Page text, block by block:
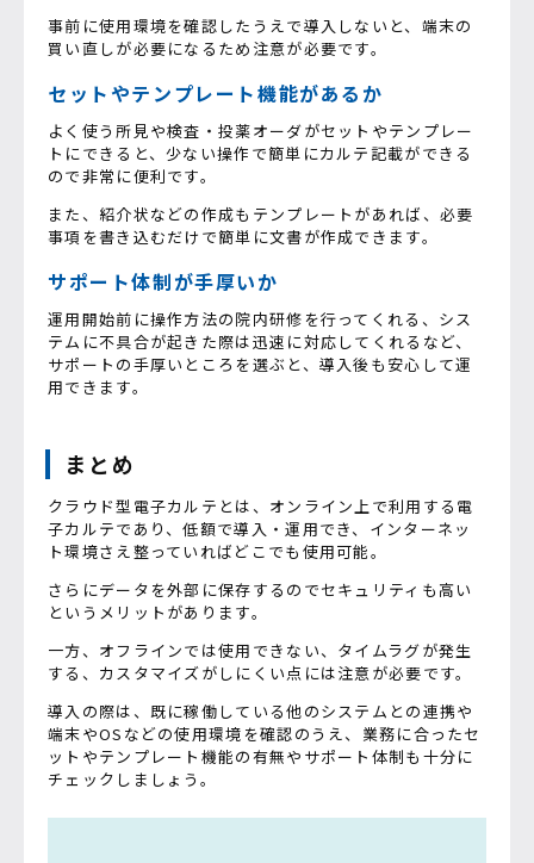
事前に使用環境を確認したうえで導入しないと、端末の
買い直しが必要になるため注意が必要です。
セットやテンプレート機能があるか
よく使う所見や検査・投薬オーダがセットやテンプレー
トにできると、少ない操作で簡単にカルテ記載ができる
ので非常に便利です。
また、紹介状などの作成もテンプレートがあれば、必要
事項を書き込むだけで簡単に文書が作成できます。
サポート体制が手厚いか
運用開始前に操作方法の院内研修を行ってくれる、シス
テムに不具合が起きた際は迅速に対応してくれるなど、
サポートの手厚いところを選ぶと、導入後も安心して運
用できます。
まとめ
クラウド型電子カルテとは、オンライン上で利用する電
子カルテであり、低額で導入・運用でき、インターネッ
ト環境さえ整っていればどこでも使用可能。
さらにデータを外部に保存するのでセキュリティも高い
というメリットがあります。
一方、オフラインでは使用できない、タイムラグが発生
する、カスタマイズがしにくい点には注意が必要です。
導入の際は、既に稼働している他のシステムとの連携や
端末やOSなどの使用環境を確認のうえ、業務に合ったセ
ットやテンプレート機能の有無やサポート体制も十分に
チェックしましょう。